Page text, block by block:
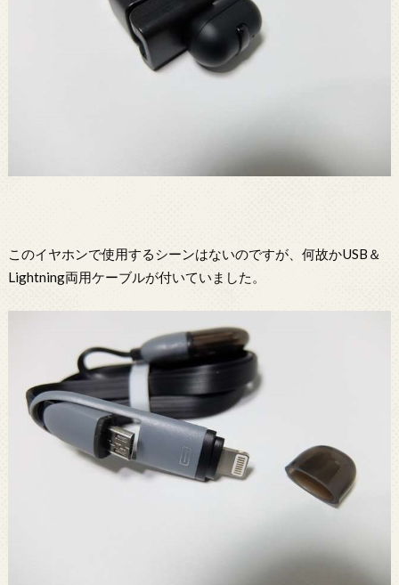
このイヤホンで使用するシーンはないのですが、何故かUSB＆
Lightning両用ケーブルが付いていました。